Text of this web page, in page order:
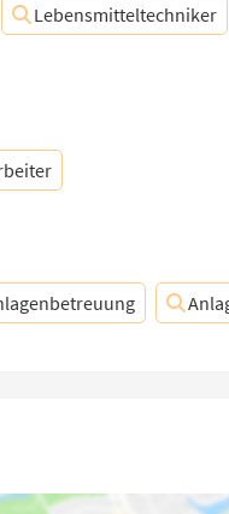
Lebensmitteltechniker